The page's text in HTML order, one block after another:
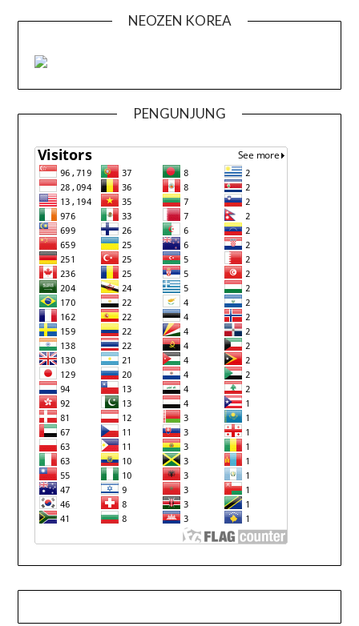
NEOZEN KOREA
PENGUNJUNG